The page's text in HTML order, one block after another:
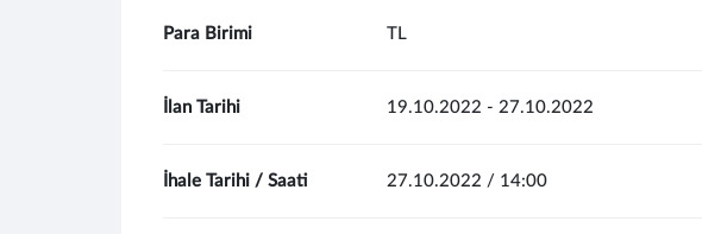
Para Birimi TL
İlan Tarihi 19.10.2022 - 27.10.2022
İhale Tarihi / Saati 27.10.2022 / 14:00